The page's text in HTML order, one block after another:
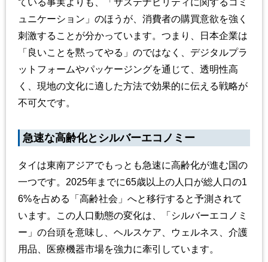
ている事実よりも、「サステナビリティに関するコミ
ュニケーション」のほうが、消費者の購買意欲を強く
刺激することが分かっています。つまり、日本企業は
「良いことを黙ってやる」のではなく、デジタルプラ
ットフォームやパッケージングを通じて、透明性高
く、現地の文化に適した方法で効果的に伝える戦略が
不可欠です。
急速な高齢化とシルバーエコノミー
タイは東南アジアでもっとも急速に高齢化が進む国の
一つです。2025年までに65歳以上の人口が総人口の1
6%を占める「高齢社会」へと移行すると予測されて
います。この人口動態の変化は、「シルバーエコノミ
ー」の台頭を意味し、ヘルスケア、ウェルネス、介護
用品、医療機器市場を強力に牽引しています。